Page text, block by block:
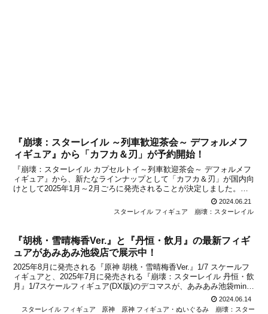
『崩壊：スターレイル ～列車歓迎茶会～ デフォルメフ
ィギュア』から「カフカ＆刃」が予約開始！
『崩壊：スターレイル カプセルトイ～列車歓迎茶会～ デフォルメフ
ィギュア』から、新たなラインナップとして「カフカ＆刃」が国内向
けとして2025年1月～2月ごろに発売されることが決定しました。販
売価格は各2,640円(税込)に設定されています。こちらは中国向けと
して発表になったばかりのフィギュアとなり...
2024.06.21
スターレイル フィギュア
崩壊：スターレイル
『胡桃・雪晴梅香Ver.』と『丹恒・飲月』の最新フィギ
ュアがあみあみ池袋店で展示中！
2025年8月に発売される『原神 胡桃・雪晴梅香Ver.』1/7 スケールフ
ィギュアと、2025年7月に発売される『崩壊：スターレイル 丹恒・飲
月』1/7スケールフィギュア(DX版)のデコマスが、あみあみ池袋mini
フェアグッズ店にて展示中とのこと。デコマスとは、デコレーション
マスターの略で、工場彩...
2024.06.14
スターレイル フィギュア
原神 原神 フィギュア・ぬいぐるみ
崩壊：スター